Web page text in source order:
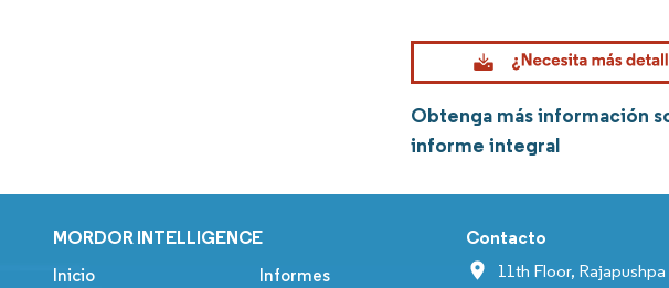
Obtenga más información
informe integral
MORDOR INTELLIGENCE
Inicio Informes
Contacto
11th Floor,